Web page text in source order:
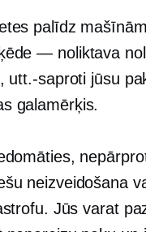
palīdz
ķēde — noliktava
utt.-saproti jūsu
galamērķis.
neizveidošana
Jūs varat